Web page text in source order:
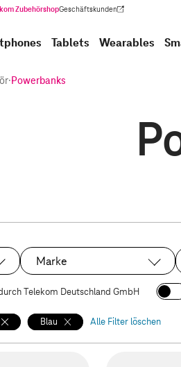
ZubehörshopGeschäftskunden
(Wird in einem neuen Tab geöffnet)
Tablets Wearables
·Powerbanks
Marke
Telekom Deutschland GmbH
Blau Alle Filter löschen